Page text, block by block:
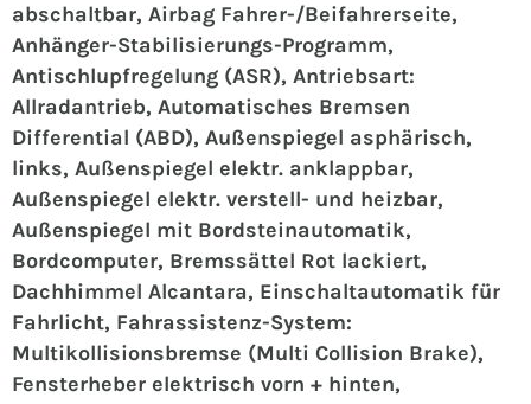
abschaltbar, Airbag Fahrer-/Beifahrerseite,
Anhänger-Stabilisierungs-Programm,
Antischlupfregelung (ASR), Antriebsart:
Allradantrieb, Automatisches Bremsen
Differential (ABD), Außenspiegel asphärisch,
links, Außenspiegel elektr. anklappbar,
Außenspiegel elektr. verstell- und heizbar,
Außenspiegel mit Bordsteinautomatik,
Bordcomputer, Bremssättel Rot lackiert,
Dachhimmel Alcantara, Einschaltautomatik für
Fahrlicht, Fahrassistenz-System:
Multikollisionsbremse (Multi Collision Brake),
Fensterheber elektrisch vorn + hinten,